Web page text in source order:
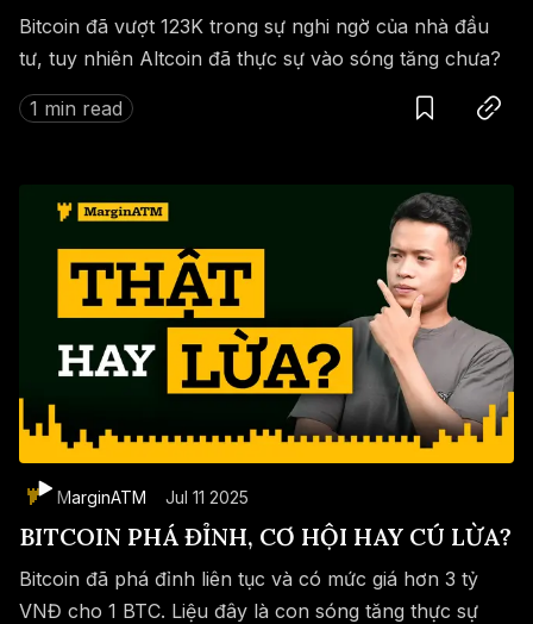
Bitcoin đã vượt 123K trong sự nghi ngờ của nhà đầu
tư, tuy nhiên Altcoin đã thực sự vào sóng tăng chưa?
1 min read
SaveCopy link
MarginATM Jul 11 2025
BITCOIN PHÁ ĐỈNH, CƠ HỘI HAY CÚ LỪA?
Bitcoin đã phá đỉnh liên tục và có mức giá hơn 3 tỷ
VNĐ cho 1 BTC. Liệu đây là con sóng tăng thực sự